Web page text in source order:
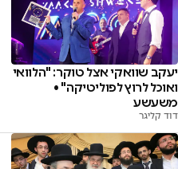
יעקב שוואקי אצל טוקר: "הלוואי
ואוכל לרוץ לפוליטיקה" •
משעשע
דוד קליגר